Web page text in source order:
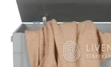
afbeeldingen-
gallerij